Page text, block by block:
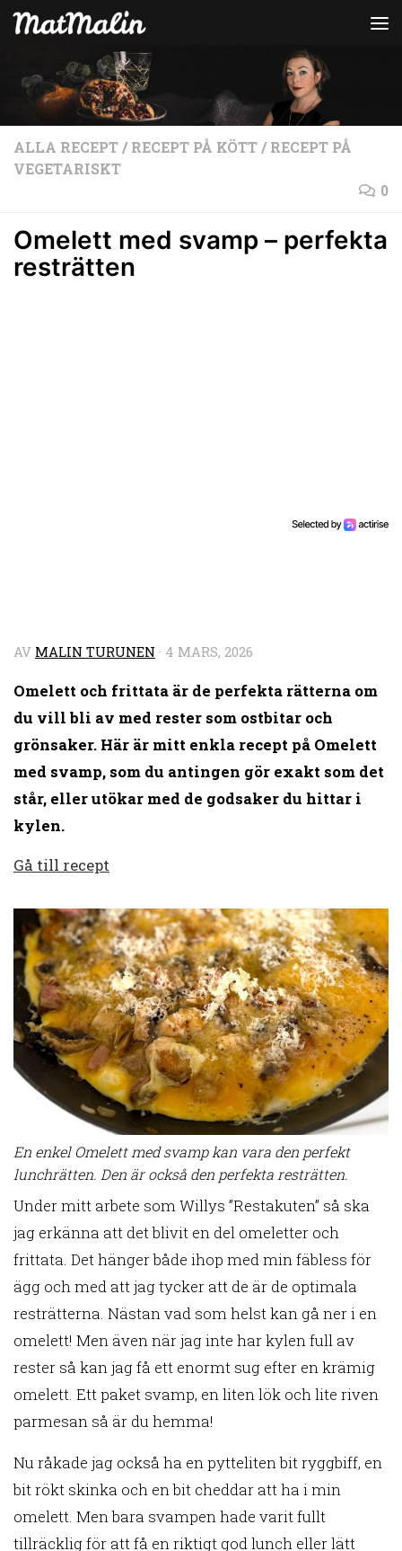
Hoppa till innehåll
ALLA RECEPT/ RECEPT PÅ KÖTT/ RECEPT PÅ
VEGETARISKT
0
Omelett med svamp – perfekta
resträtten
AV MALIN TURUNEN · 4 MARS, 2026
Omelett och frittata är de perfekta rätterna om
du vill bli av med rester som ostbitar och
grönsaker. Här är mitt enkla recept på Omelett
med svamp, som du antingen gör exakt som det
står, eller utökar med de godsaker du hittar i
kylen.
Gå till recept
En enkel Omelett med svamp kan vara den perfekt
lunchrätten. Den är också den perfekta resträtten.
Under mitt arbete som Willys ”Restakuten” så ska
jag erkänna att det blivit en del omeletter och
frittata. Det hänger både ihop med min fäbless för
ägg och med att jag tycker att de är de optimala
resträtterna. Nästan vad som helst kan gå ner i en
omelett! Men även när jag inte har kylen full av
rester så kan jag få ett enormt sug efter en krämig
omelett. Ett paket svamp, en liten lök och lite riven
parmesan så är du hemma!
Nu råkade jag också ha en pytteliten bit ryggbiff, en
bit rökt skinka och en bit cheddar att ha i min
omelett. Men bara svampen hade varit fullt
tillräcklig för att få en riktigt god lunch eller lätt